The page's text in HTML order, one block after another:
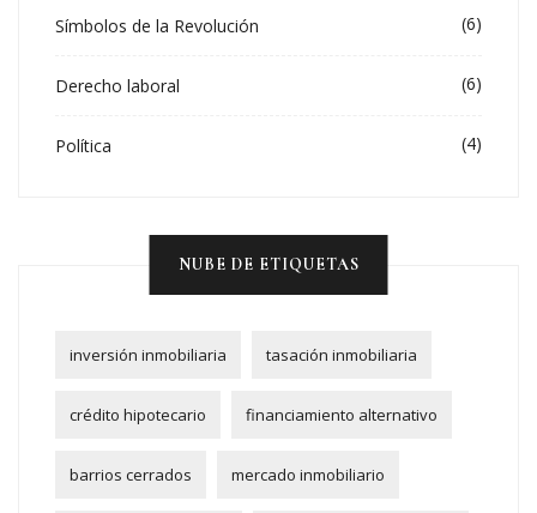
Símbolos de la Revolución (6)
Derecho laboral (6)
Política (4)
NUBE DE ETIQUETAS
inversión inmobiliaria tasación inmobiliaria
crédito hipotecario financiamiento alternativo
barrios cerrados mercado inmobiliario